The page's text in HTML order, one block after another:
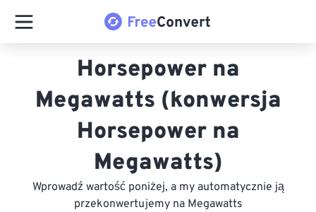
Horsepower na
Megawatts (konwersja
Horsepower na
Megawatts)
Wprowadź wartość poniżej, a my automatycznie ją
przekonwertujemy na Megawatts